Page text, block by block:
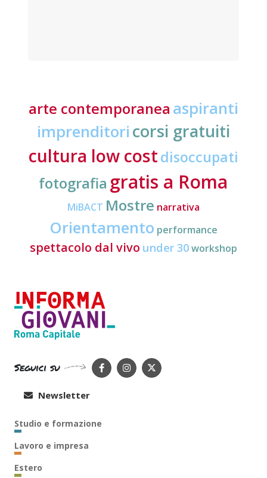
arte contemporanea aspiranti
imprenditori corsi gratuiti
cultura low costdisoccupati
fotografia gratis a Roma
MiBACT Mostre narrativa
Orientamento performance
spettacolo dal vivo under 30workshop
Seguici su
Newsletter
Studio e formazione
Lavoro e impresa
Estero